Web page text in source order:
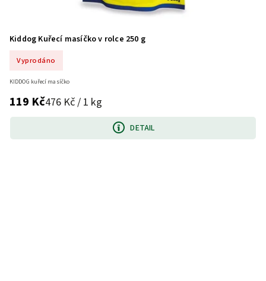
Kiddog Kuřecí masíčko v rolce 250 g
Vyprodáno
119 Kč476 Kč / 1 kg
DETAIL
KIDDOG kuřecí masíčko